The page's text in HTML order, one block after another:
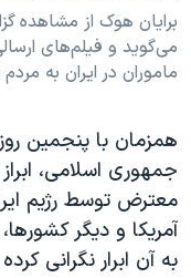
گالری عکس
آرشیو پخش زنده
اعتراضات زن، زندگی،
مجموعه مستندهای
دادگاه حمید نوری
چهل سال گروگان‌گیری
قانون شفافیت دارائی
اعتراضات مردمی آبان ۹۸
برایان هوک از مشاهده
می‌گوید و فیلم‌های
ماموران در ایران به
همزمان با پنجمین
جمهوری اسلامی،
معترض توسط رژیم
آمریکا و دیگر
به آن ابرار نگرانی